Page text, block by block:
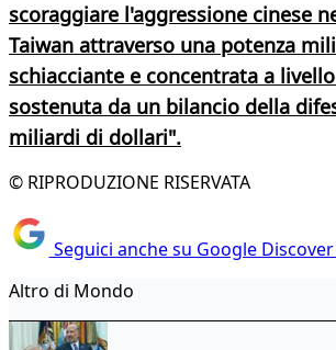
scoraggiare l'aggressione cinese
Taiwan attraverso una potenza
schiacciante e concentrata a
sostenuta da un bilancio della
miliardi di dollari".
© RIPRODUZIONE RISERVATA
Seguici anche su Google
Altro di Mondo